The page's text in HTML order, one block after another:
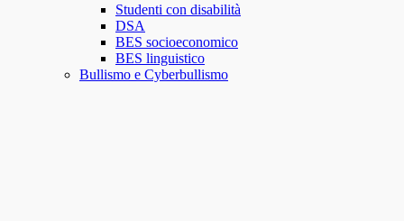
Studenti con disabilità
DSA
BES socioeconomico
BES linguistico
Bullismo e Cyberbullismo